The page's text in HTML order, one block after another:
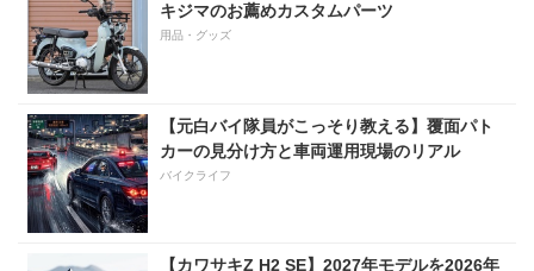
キジマのお薦めカスタムパーツ
用品・グッズ
【元白バイ隊員がこっそり教える】覆面パト
カーの見分け方と車両運用現場のリアル
バイクライフ
【カワサキZ H2 SE】2027年モデルを2026年